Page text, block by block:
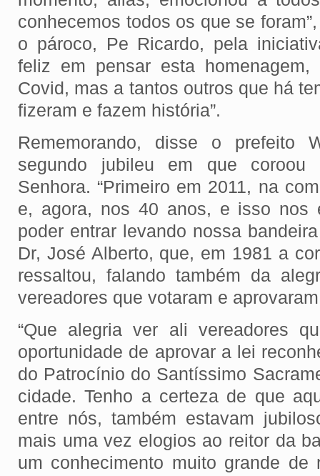
conhecemos todos os que se
o pároco, Pe Ricardo, pela
feliz em pensar esta
Covid, mas a tantos outros que há
fizeram e fazem história”.
Rememorando, disse o prefeito
segundo jubileu em que
Senhora. “Primeiro em 2011, na
e, agora, nos 40 anos, e isso nos
poder entrar levando nossa
Dr, José Alberto, que, em 1981 a
ressaltou, falando também da
vereadores que votaram e
“Que alegria ver ali vereadores
oportunidade de aprovar a lei
do Patrocínio do Santíssimo
cidade. Tenho a certeza de que
entre nós, também estavam
mais uma vez elogios ao reitor da
um conhecimento muito grande de